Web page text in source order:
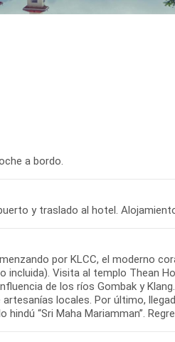
a bordo.
y traslado al hotel.
por KLCC, el moderno
Visita al templo Thean
de los ríos Gombak y
locales. Por último,
hindú “Sri Maha Mariamman”.